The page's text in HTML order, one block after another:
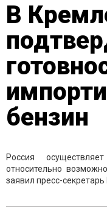
В
бензин
Россия
относительно
заявил пресс-